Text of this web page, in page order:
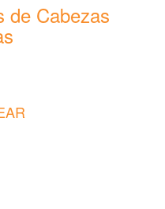
de Cabezas